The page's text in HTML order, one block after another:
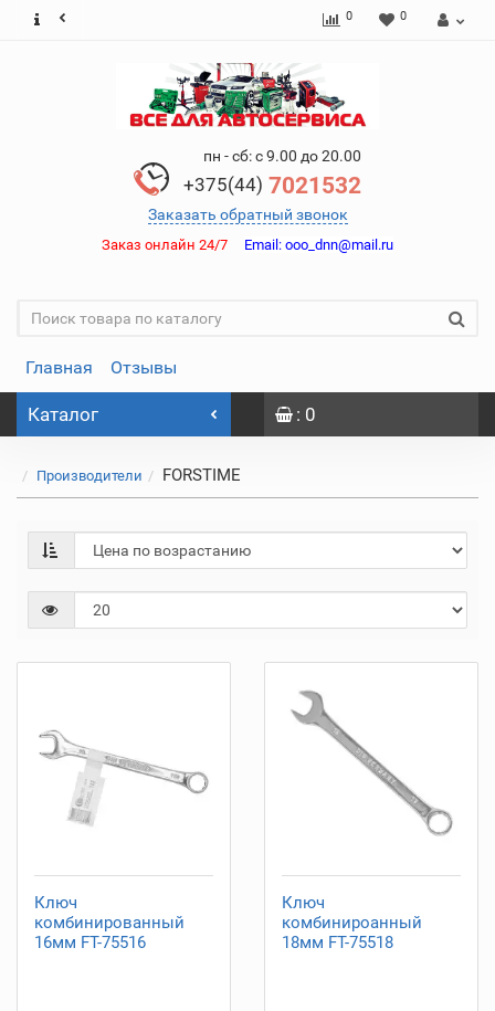
0 0
пн - сб: с 9.00 до 20.00
+375(44) 7021532
Заказать обратный звонок
Заказ онлайн 24/7 Email: ooo_dnn@mail.ru
Главная Отзывы
Каталог : 0
Производители FORSTIME
Ключ
комбинированный
16мм FT-75516
Ключ
комбинироанный
18мм FT-75518